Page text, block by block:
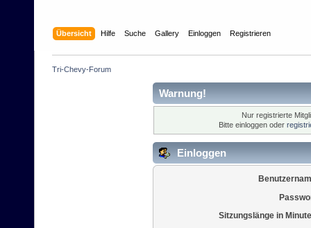
Übersicht Hilfe Suche Gallery Einloggen Registrieren
Tri-Chevy-Forum
Warnung!
Nur registrierte
Bitte einloggen oder
Einloggen
Sitzungslänge in